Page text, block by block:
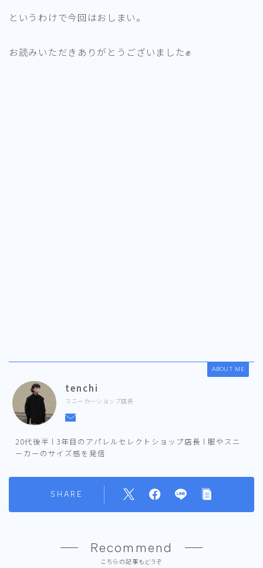
というわけで今回はおしまい。
お読みいただきありがとうございました✊
ABOUT ME
tenchi
スニーカーショップ店長
20代後半 l 3年目のアパレルセレクトショップ店長 l 服やスニ
ーカーのサイズ感を発信
SHARE
Recommend
こちらの記事もどうぞ